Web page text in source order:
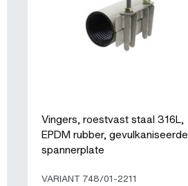
Vingers, roestvast staal 316L,
EPDM rubber, gevulkaniseerde
spannerplate
VARIANT 748/01-2211